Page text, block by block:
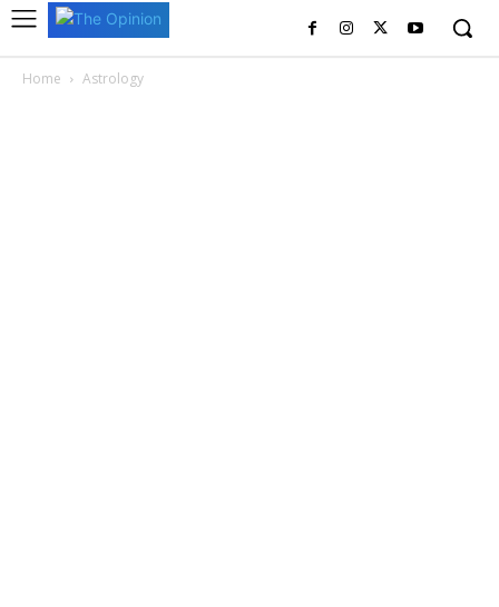
Home Astrology